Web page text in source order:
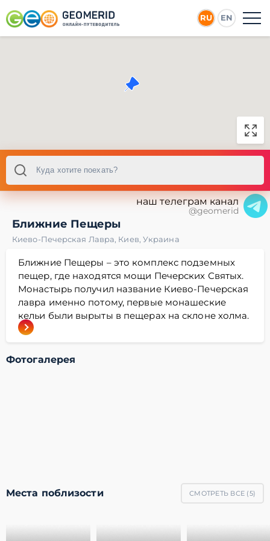
RU EN
наш телеграм канал
@geomerid
Ближние Пещеры
Киево-Печерская Лавра, Киев, Украина
Ближние Пещеры – это комплекс подземных
пещер, где находятся мощи Печерских Святых.
Монастырь получил название Киево-Печерская
лавра именно потому, первые монашеские
кельи были вырыты в пещерах на склоне холма.
Фотогалерея
Места поблизости СМОТРЕТЬ ВСЕ (5)